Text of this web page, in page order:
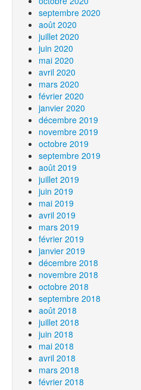
septembre 2020
août 2020
juillet 2020
juin 2020
mai 2020
avril 2020
mars 2020
février 2020
janvier 2020
décembre 2019
novembre 2019
octobre 2019
septembre 2019
août 2019
juillet 2019
juin 2019
mai 2019
avril 2019
mars 2019
février 2019
janvier 2019
décembre 2018
novembre 2018
octobre 2018
septembre 2018
août 2018
juillet 2018
juin 2018
mai 2018
avril 2018
mars 2018
février 2018